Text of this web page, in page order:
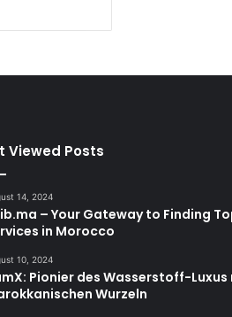
Viewed Posts
14, 2024
– Your Gateway to Finding
in Morocco
10, 2024
Pionier des Wasserstoff-Luxus
Wurzeln